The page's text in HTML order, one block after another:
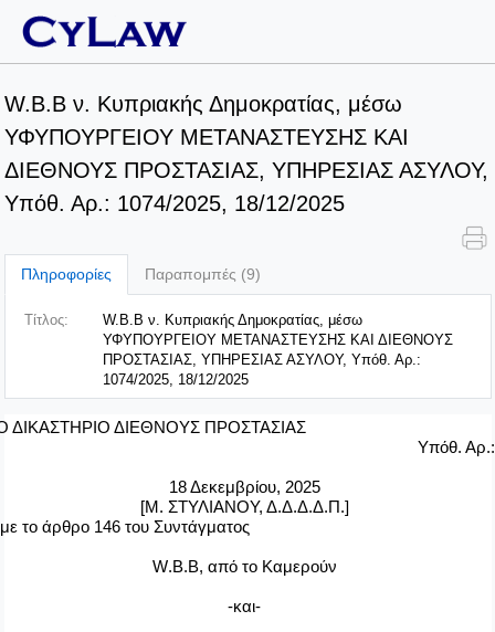
W.B.B ν. Κυπριακής Δημοκρατίας, μέσω
ΥΦΥΠΟΥΡΓΕΙΟΥ ΜΕΤΑΝΑΣΤΕΥΣΗΣ ΚΑΙ
ΔΙΕΘΝΟΥΣ ΠΡΟΣΤΑΣΙΑΣ, ΥΠΗΡΕΣΙΑΣ ΑΣΥΛΟΥ,
Υπόθ. Αρ.: 1074/2025, 18/12/2025
Πληροφορίες Παραπομπές (9)
Τίτλος:
W.B.B ν. Κυπριακής Δημοκρατίας, μέσω
ΥΦΥΠΟΥΡΓΕΙΟΥ ΜΕΤΑΝΑΣΤΕΥΣΗΣ ΚΑΙ ΔΙΕΘΝΟΥΣ
ΠΡΟΣΤΑΣΙΑΣ, ΥΠΗΡΕΣΙΑΣ ΑΣΥΛΟΥ, Υπόθ. Αρ.:
1074/2025, 18/12/2025
ΔΙΚΑΣΤΗΡΙΟ ΔΙΕΘΝΟΥΣ ΠΡΟΣΤΑΣΙΑΣ
Υπόθ.
18 Δεκεμβρίου, 2025
[Μ. ΣΤΥΛΙΑΝΟΥ, Δ.Δ.Δ.Δ.Π.]
το άρθρο 146 του Συντάγματος
W.B.B, από το Καμερούν
-και-